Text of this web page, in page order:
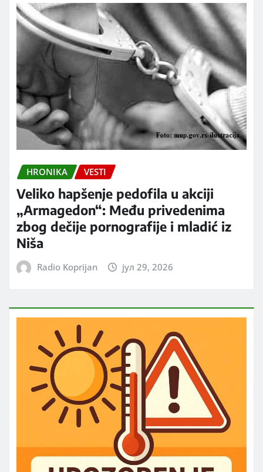
HRONIKA VESTI
Veliko hapšenje pedofila u akciji
„Armagedon“: Među privedenima
zbog dečije pornografije i mladić iz
Niša
Radio Koprijan јул 29, 2026